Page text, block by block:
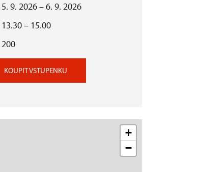
5. 9. 2026 – 6. 9. 2026
13.30 – 15.00
200
KOUPIT VSTUPENKU
+
−